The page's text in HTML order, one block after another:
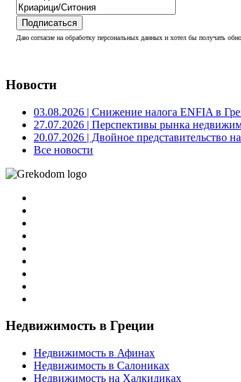
Подписаться
Даю согласие на обработку персональных данных и хотел бы получать
Новости
03.08.2026 | Снижение налога ENFIA в
27.07.2026 | Перспективы рынка
20.07.2026 | Двойное представительство
Все новости
Недвижимость в Греции
Недвижимость в Афинах
Недвижимость в Салониках
Недвижимость на Халкидиках